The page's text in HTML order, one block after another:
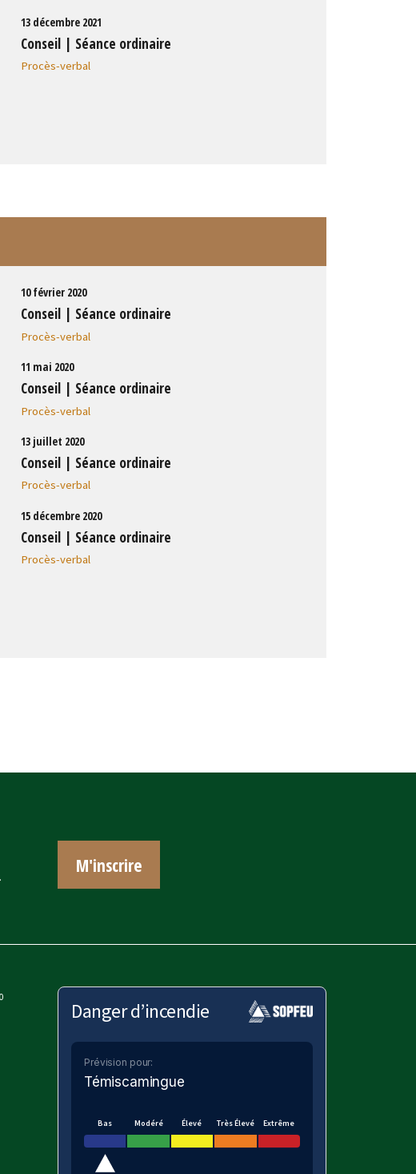
13 décembre 2021
Conseil | Séance ordinaire
Procès-verbal
10 février 2020
Conseil | Séance ordinaire
Procès-verbal
11 mai 2020
Conseil | Séance ordinaire
Procès-verbal
13 juillet 2020
Conseil | Séance ordinaire
Procès-verbal
15 décembre 2020
Conseil | Séance ordinaire
Procès-verbal
Danger d’incendie
Prévision pour:
Témiscamingue
Bas Modéré Élevé Très Élevé Extrême
M'inscrire